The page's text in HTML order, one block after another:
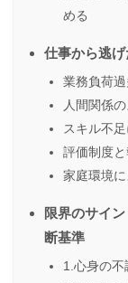
める
仕事から逃
業務負荷
人間関係
スキル不
評価制度
家庭環境
限界のサイ
断基準
1.心身の不